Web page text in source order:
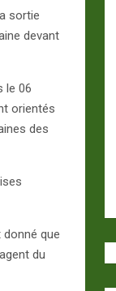
sortie
devant
le 06
orientés
des
donné que
du